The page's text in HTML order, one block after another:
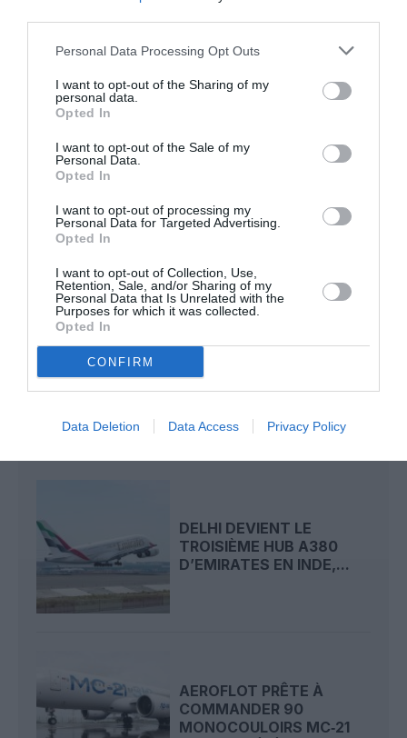
Personal Data Processing Opt Outs
I want to opt-out of the Sharing of my
personal data.
Opted In
I want to opt-out of the Sale of my
Personal Data.
Opted In
I want to opt-out of processing my
Personal Data for Targeted Advertising.
Opted In
I want to opt-out of Collection, Use,
Retention, Sale, and/or Sharing of my
Personal Data that Is Unrelated with the
Purposes for which it was collected.
Opted In
CONFIRM
Data Deletion Data Access Privacy Policy
DERNIERS COMMENTAIRES
Aviationa commenté l'article :
Pointe‑à‑Pitre – Panama City : Air France ouvre un pont
Pointe‑à‑Pitre – Panama City : Air France ouvre un pont
aérien vers l’Amérique latine
aeroflot Delhi moscou
DELHI DEVIENT LE
TROISIÈME HUB A380
D’EMIRATES EN INDE,...
AEROFLOT PRÊTE À
COMMANDER 90
MONOCOULOIRS MC‑21